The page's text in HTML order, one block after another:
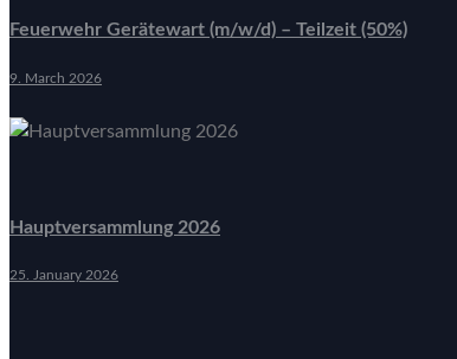
Feuerwehr Gerätewart (m/w/d) – Teilzeit (50%)
9. March 2026
Hauptversammlung 2026
25. January 2026